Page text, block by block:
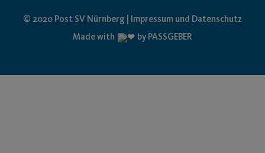
© 2020 Post SV Nürnberg | Impressum und Datenschutz
Made with
by PASSGEBER